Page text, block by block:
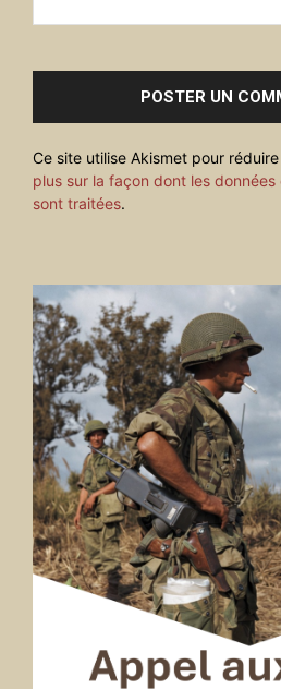
Ce site utilise Akismet pour
plus sur la façon dont les
sont traitées.